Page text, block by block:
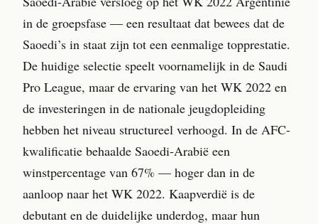
in de groepsfase — een resultaat dat bewees dat de
Saoedi’s in staat zijn tot een eenmalige topprestatie.
De huidige selectie speelt voornamelijk in de Saudi
Pro League, maar de ervaring van het WK 2022 en
de investeringen in de nationale jeugdopleiding
hebben het niveau structureel verhoogd. In de AFC-
kwalificatie behaalde Saoedi-Arabië een
winstpercentage van 67% — hoger dan in de
aanloop naar het WK 2022. Kaapverdië is de
debutant en de duidelijke underdog, maar hun